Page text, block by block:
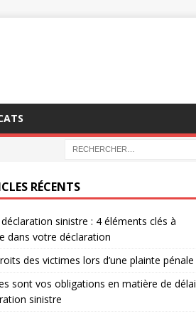
RÉCENTS
sinistre : 4 éléments clés à
dans votre déclaration
des victimes lors d’une plainte pénale
sont vos obligations en matière de délai
sinistre